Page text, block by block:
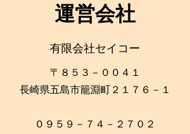
運営会社
有限会社セイコー
​〒８５３－００４１
長崎県五島市籠淵町２１７６－ １
０９５９－７４－２７０２